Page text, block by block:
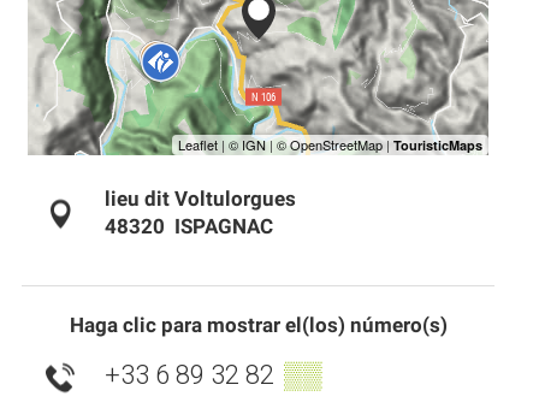
lieu dit Voltulorgues
48320 ISPAGNAC
Haga clic para mostrar el(los) número(s)
+33 6 89 32 82 ▒▒